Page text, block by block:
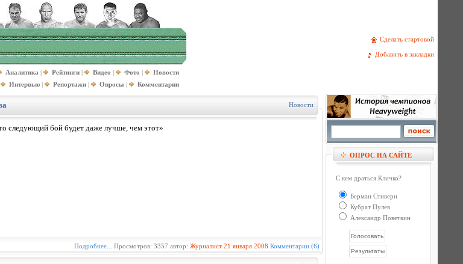
Сделать стартовой
Добавить в закладки
Аналитика | Рейтинги | Видео | Фото |
Новости
Интервью | Репортажи | Опросы | Комментарии
Новости
бой будет даже лучше, чем этот»
Подробнее... Просмотров: 3357 автор: Журналист 21 января 2008 Комментарии (6)
ОПРОС НА САЙТЕ
С кем драться Кличко?
Берман Стиверн
Кубрат Пулев
Александр Поветкин